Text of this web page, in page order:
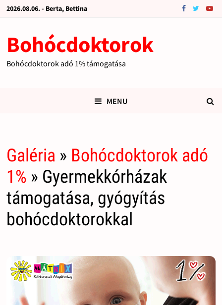
2026.08.06. - Berta, Bettina
Bohócdoktorok
Bohócdoktorok adó 1% támogatása
MENU
Galéria » Bohócdoktorok adó
1% » Gyermekkórházak
támogatása, gyógyítás
bohócdoktorokkal